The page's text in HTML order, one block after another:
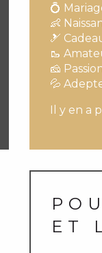
💍
👶
🎿
🥾
🧀
💦
Il y en a
ET